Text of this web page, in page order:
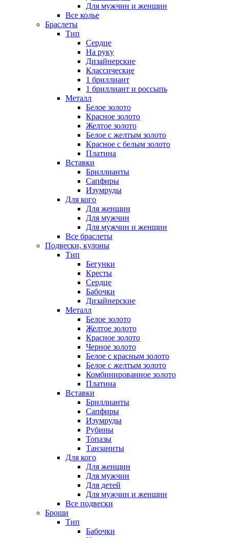
Для мужчин и женщин
Все колье
Браслеты
Тип
Сердце
На руку
Дизайнерские
Классические
1 бриллиант
1 бриллиант и россыпь
Металл
Белое золото
Красное золото
Желтое золото
Белое с желтым золото
Красное с белым золото
Платина
Вставки
Бриллианты
Сапфиры
Изумруды
Для кого
Для женщин
Для мужчин
Для мужчин и женщин
Все браслеты
Подвески, кулоны
Тип
Бегунки
Кресты
Сердце
Бабочки
Дизайнерские
Металл
Белое золото
Желтое золото
Красное золото
Черное золото
Белое с красным золото
Белое с желтым золото
Комбинированное золото
Платина
Вставки
Бриллианты
Сапфиры
Изумруды
Рубины
Топазы
Танзаниты
Для кого
Для женщин
Для мужчин
Для детей
Для мужчин и женщин
Все подвески
Броши
Тип
Бабочки